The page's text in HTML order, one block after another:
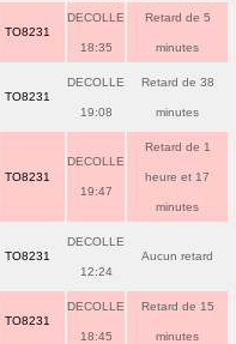
TO8231
DECOLLE
18:35
Retard de 5
minutes
TO8231
DECOLLE
19:08
Retard de 38
minutes
TO8231
DECOLLE
19:47
Retard de 1
heure et 17
minutes
TO8231
DECOLLE
12:24
Aucun retard
TO8231
DECOLLE
18:45
Retard de 15
minutes